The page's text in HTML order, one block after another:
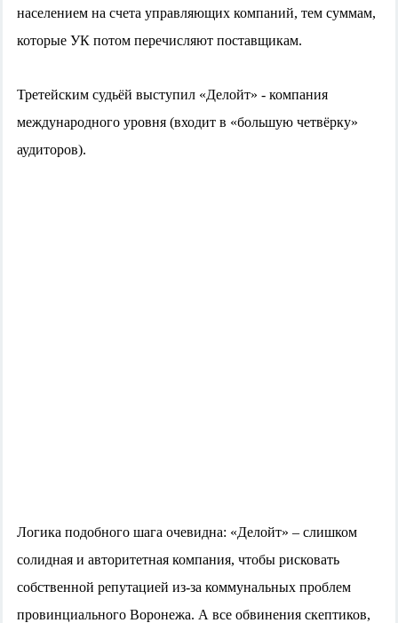
населением на счета управляющих компаний, тем суммам,
которые УК потом перечисляют поставщикам.
Третейским судьёй выступил «Делойт» - компания
международного уровня (входит в «большую четвёрку»
аудиторов).
Логика подобного шага очевидна: «Делойт» – слишком
солидная и авторитетная компания, чтобы рисковать
собственной репутацией из-за коммунальных проблем
провинциального Воронежа. А все обвинения скептиков,